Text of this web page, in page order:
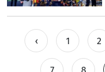
‹ 1 2